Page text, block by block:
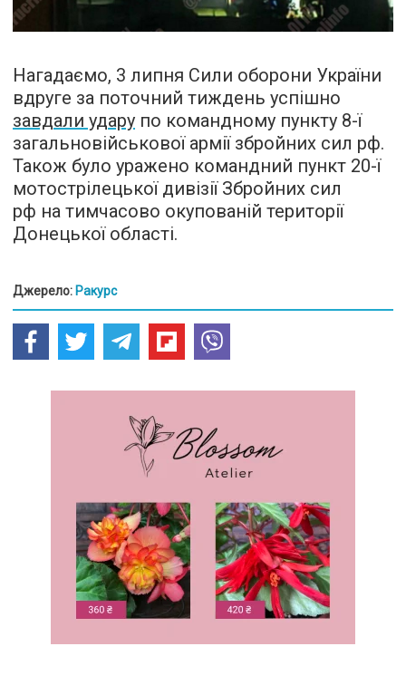
Нагадаємо, 3 липня Сили оборони України
вдруге за поточний тиждень успішно
завдали удару по командному пункту 8-ї
загальновійськової армії збройних сил рф.
Також було уражено командний пункт 20-ї
мотострілецької дивізії Збройних сил
рф на тимчасово окупованій території
Донецької області.
Джерело: Ракурс